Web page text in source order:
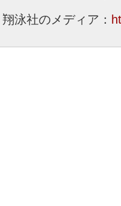
翔泳社のメディア：